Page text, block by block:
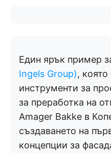
Един ярък пример
Ingels Group),
инструменти за
за преработка на
Amager Bakke в
създаването на
концепции за